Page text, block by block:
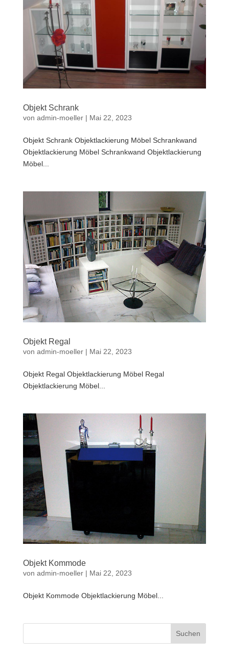
Objekt Schrank
von admin-moeller| Mai 22, 2023
Objekt Schrank Objektlackierung Möbel Schrankwand
Objektlackierung Möbel Schrankwand Objektlackierung
Möbel...
Objekt Regal
von admin-moeller| Mai 22, 2023
Objekt Regal Objektlackierung Möbel Regal
Objektlackierung Möbel...
Objekt Kommode
von admin-moeller| Mai 22, 2023
Objekt Kommode Objektlackierung Möbel...
Suchen